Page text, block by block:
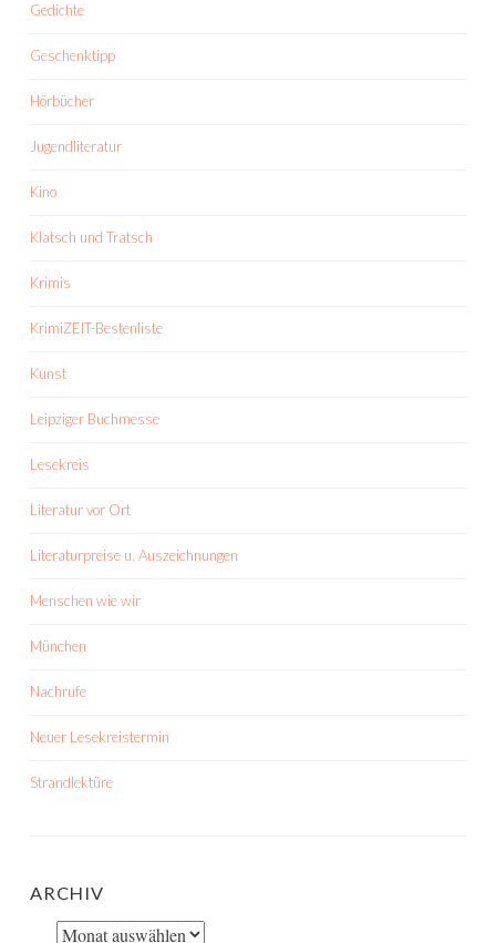
Gedichte
Geschenktipp
Hörbücher
Jugendliteratur
Kino
Klatsch und Tratsch
Krimis
KrimiZEIT-Bestenliste
Kunst
Leipziger Buchmesse
Lesekreis
Literatur vor Ort
Literaturpreise u. Auszeichnungen
Menschen wie wir
München
Nachrufe
Neuer Lesekreistermin
Strandlektüre
ARCHIV
Archiv